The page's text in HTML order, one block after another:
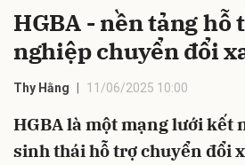
HGBA - nền tảng hỗ
nghiệp chuyển đổi
Thy Hằng 11/06/2025 10:00
HGBA là một mạng lưới kết
sinh thái hỗ trợ chuyển đổi